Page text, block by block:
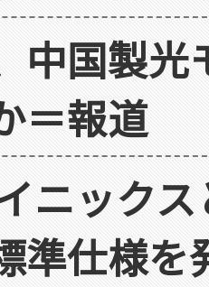
中国製光
＝報道
ニック
準仕様を